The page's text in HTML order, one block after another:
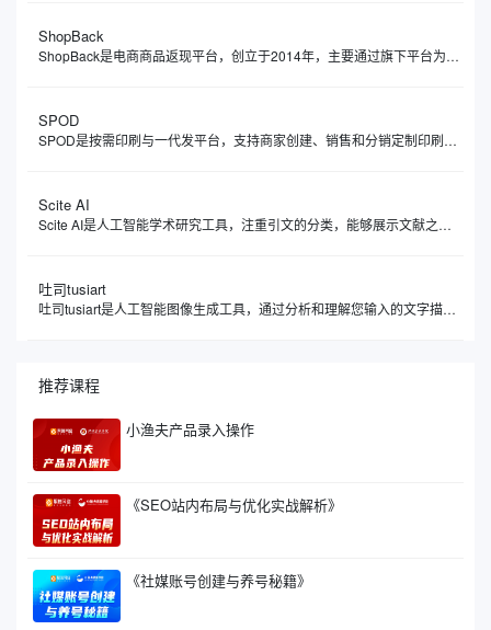
ShopBack
​ShopBack是电商商品返现平台，创立于2014年，主要通过旗下平台为用户提供电商商品消费返现服务，同时提供出行预订、时尚用品、美容保健、杂货以及食品配送等类别的消费返现。ShopBack返现范围涵盖了各类商品，如普通商品、旅行预订、时尚、保健与美容、杂货以及食品配送。
SPOD
SPOD是按需印刷与一代发平台，支持商家创建、销售和分销定制印刷产品，允许用户将自己的设计印在各种产品上，如T恤、帽子、杯子等，待顾客下单后由SPOD负责生产和发货。SPOD整合了设计工具、生产流程和物流配送，支持用户将创意快速转化为商品，并通过自有电商渠道或第三方平台直接销售。
Scite AI
Scite AI是人工智能学术研究工具，注重引文的分类，能够展示文献之间的引用关系，真正解读引用背后的意图与情境，让您了解一篇论文究竟是被支持、被反驳，还是仅仅被提及，让您理解论文之间的相互关系。Scite AI像一位学术伙伴，通过智能引用，显示文章被引用的次数，深入分析引用的具体上下文，让您快速判断一篇论文的可靠性和影响力。
吐司tusiart
吐司tusiart是人工智能图像生成工具，通过分析和理解您输入的文字描述，自动创作出与之匹配的图像。平台聚集了众多AI绘画模型，涵盖从二次元动漫到逼真写实等多种风格，您可以自由下载或在线运行这些模型进行图片生成。简单来说，您只需要用文字告诉它您想要什么，比如一只在喝咖啡的兔子，吐司tusiart就能在几秒钟内为您生成一张相应的图片。
推荐课程
小渔夫产品录入操作
《SEO站内布局与优化实战解析》
《社媒账号创建与养号秘籍》